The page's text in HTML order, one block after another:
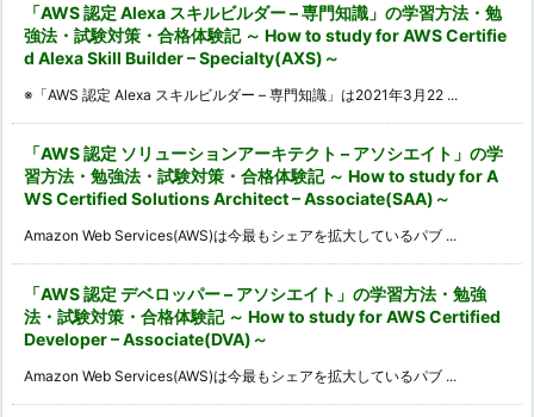
「AWS 認定 Alexa スキルビルダー – 専門知識」の学習方法・勉
強法・試験対策・合格体験記 ～ How to study for AWS Certifie
d Alexa Skill Builder – Specialty(AXS)～
※「AWS 認定 Alexa スキルビルダー – 専門知識」は2021年3月22 ...
「AWS 認定 ソリューションアーキテクト – アソシエイト」の学
習方法・勉強法・試験対策・合格体験記 ～ How to study for A
WS Certified Solutions Architect – Associate(SAA)～
Amazon Web Services(AWS)は今最もシェアを拡大しているパブ ...
「AWS 認定 デベロッパー – アソシエイト」の学習方法・勉強
法・試験対策・合格体験記 ～ How to study for AWS Certified
Developer – Associate(DVA)～
Amazon Web Services(AWS)は今最もシェアを拡大しているパブ ...